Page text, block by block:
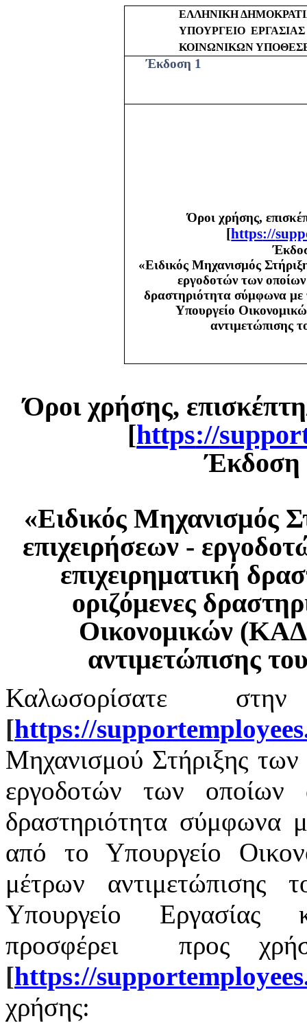
ΕΛΛΗΝΙΚΗ
ΥΠΟΥΡΓΕΙΟ
ΚΟΙΝΩΝΙΚΩΝ
Έκδοση 1
Όροι χρήσης,
[https://
«Ειδικός Μηχανισμός
εργοδοτών των οποίων
δραστηριότητα σύμφωνα με
Υπουργείο
αντιμετώπισης
Όροι χρήσης,
[https://
Έκδοση
«Ειδικός Μηχανισμός
επιχειρήσεων -
επιχειρηματική
οριζόμενες
Οικονομικών
αντιμετώπισης
Καλωσορίσατε
[https://supportemployees
Μηχανισμού Στήριξης
εργοδοτών των οποίων
δραστηριότητα σύμφωνα
από το Υπουργείο
μέτρων αντιμετώπισης
Υπουργείο Εργασίας
προσφέρει
προς
[https://supportemployees
χρήσης: